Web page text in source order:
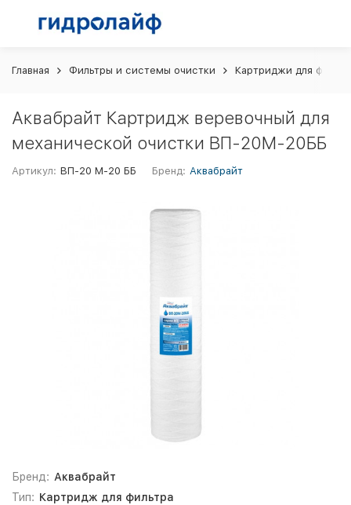
Главная Фильтры и системы очистки Картриджи для
Аквабрайт Картридж веревочный для
механической очистки ВП-20М-20ББ
Артикул: ВП-20 М-20 ББ Бренд: Аквабрайт
Бренд: Аквабрайт
Тип: Картридж для фильтра